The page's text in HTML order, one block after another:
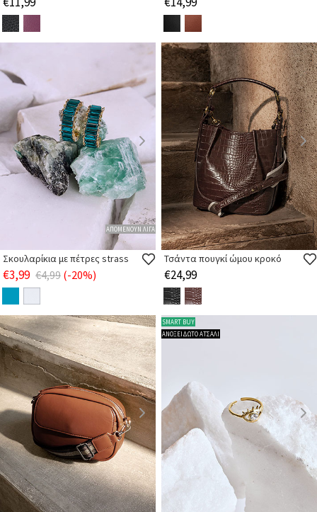
ΑΠΟΜΕΝΟΥΝ ΛΙΓΑ
Σκουλαρίκια με πέτρες strass
€3,99 €4,99 (-20%)
Τσάντα πουγκί ώμου κροκό
€24,99
SMART BUY
ΑΝΟΞΕΙΔΩΤΟ ΑΤΣΑΛΙ